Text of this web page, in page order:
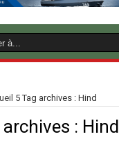
5Tag archives : Hind
archives : Hind